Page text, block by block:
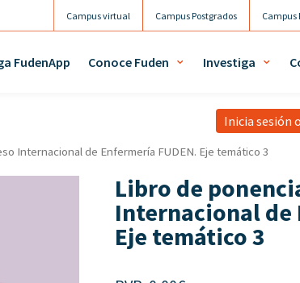
Campus
Campus Postgrados
Campus virtual
FudenApp Conoce Fuden Investiga
Internacional de Enfermería FUDEN. Eje temático 3
Inicia sesión
Libro de
Internacional de
Eje temático 3